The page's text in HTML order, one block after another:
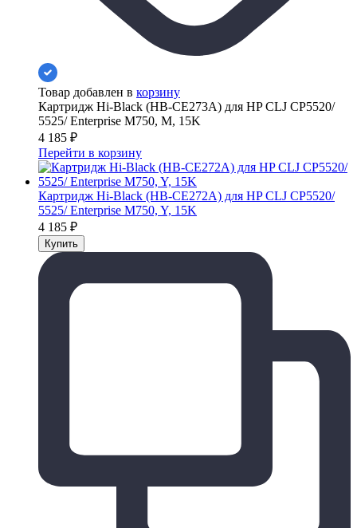
Товар добавлен в корзину
Картридж Hi-Black (HB-CE273A) для HP CLJ CP5520/
5525/ Enterprise M750, M, 15K
4 185 ₽
Перейти в корзину
Картридж Hi-Black (HB-CE272A) для HP CLJ CP5520/
5525/ Enterprise M750, Y, 15K
4 185 ₽